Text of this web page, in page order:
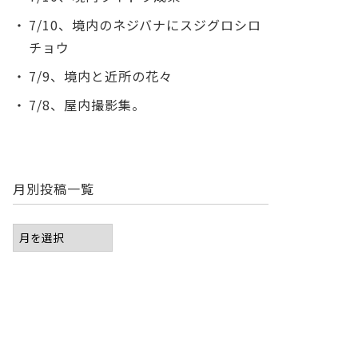
7/10、境内のネジバナにスジグロシロ
チョウ
7/9、境内と近所の花々
7/8、屋内撮影集。
月別投稿一覧